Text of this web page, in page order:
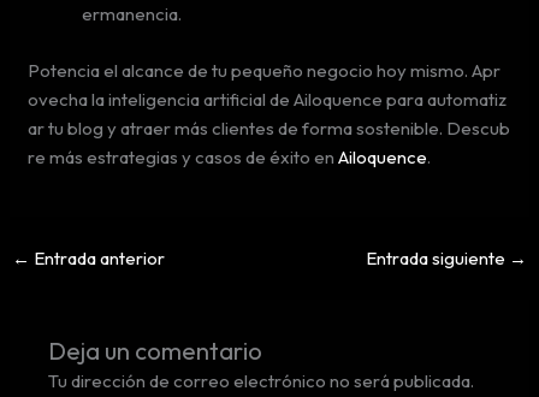
ermanencia.
Potencia el alcance de tu pequeño negocio hoy mismo. Apr
ovecha la inteligencia artificial de Ailoquence para automatiz
ar tu blog y atraer más clientes de forma sostenible. Descub
re más estrategias y casos de éxito enAiloquence.
← Entrada anterior Entrada siguiente →
Deja un comentario
Tu dirección de correo electrónico no será publicada.